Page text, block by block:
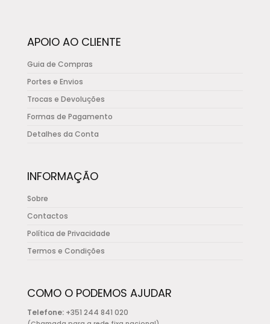
on
the
APOIO AO CLIENTE
Guia de Compras
Portes e Envios
Trocas e Devoluções
Formas de Pagamento
Detalhes da Conta
INFORMAÇÃO
Sobre
Contactos
Política de Privacidade
Termos e Condições
COMO O PODEMOS AJUDAR
Telefone:+351 244 841 020